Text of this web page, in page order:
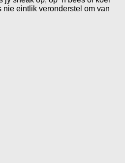
eintlik veronderstel om van